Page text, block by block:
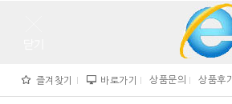
즐겨찾기 바로가기 상품문의 상품후기